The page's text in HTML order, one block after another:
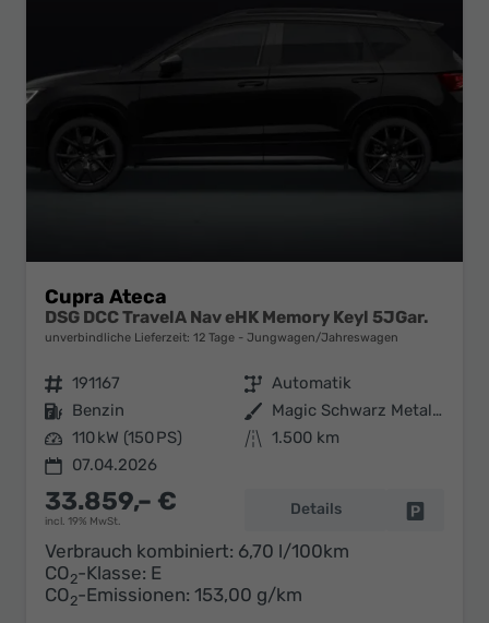
Cupra Ateca
DSG DCC TravelA Nav eHK Memory Keyl 5JGar.
unverbindliche Lieferzeit: 12 Tage Jungwagen/Jahreswagen
Fahrzeugnr. 191167 Getriebe Automatik
Kraftstoff Benzin Außenfarbe
Magic Schwarz Metallic
Leistung 110 kW (150 PS) Kilometerstand 1.500 km
07.04.2026
33.859,– €
incl. 19% MwSt.
Details
Verbrauch kombiniert: 6,70 l/100km
CO2-Klasse: E
CO2-Emissionen: 153,00 g/km